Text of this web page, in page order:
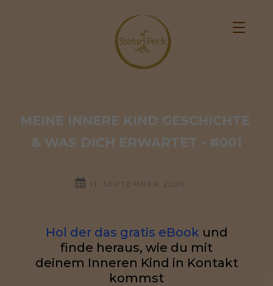
MEINE INNERE KIND GESCHICHTE
& WAS DICH ERWARTET - #001
11. SEPTEMBER 2020
Hol der das gratis eBook und
finde heraus, wie du mit
deinem Inneren Kind in Kontakt
kommst